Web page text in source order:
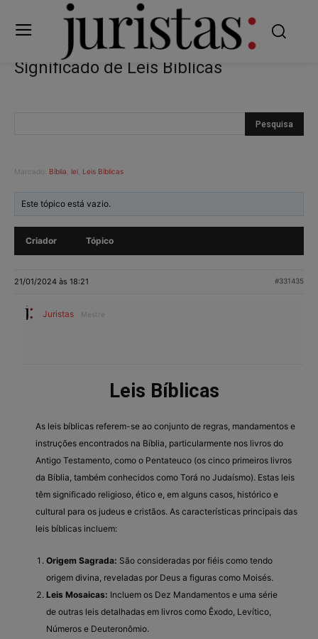
Significado de Leis Bíblicas
Marcado: Bíblia lei Leis Bíblicas
Este tópico está vazio.
Criador Tópico
21/01/2024 às 18:21 #331435
Juristas Mestre
Leis Bíblicas
As leis bíblicas referem-se ao conjunto de regras, mandamentos e
instruções encontrados na Bíblia, particularmente nos livros do
Antigo Testamento, como o Pentateuco (os cinco primeiros livros
da Bíblia, também conhecidos como Torá no Judaísmo). Estas leis
têm significado religioso, ético e, em alguns casos, histórico e
cultural para os judeus e cristãos. As características principais das
leis bíblicas incluem:
Origem Sagrada: São consideradas por fiéis como tendo
origem divina, reveladas por Deus a figuras como Moisés.
Leis Mosaicas: Incluem os Dez Mandamentos e uma série
de outras leis detalhadas em livros como Êxodo, Levítico,
Números e Deuteronômio.